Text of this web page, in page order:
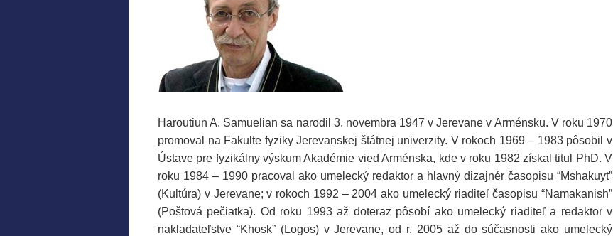
Haroutiun A. Samuelian sa narodil 3. novembra 1947 v Jerevane v Arménsku. V roku 1970
promoval na Fakulte fyziky Jerevanskej štátnej univerzity. V rokoch 1969 – 1983 pôsobil v
Ústave pre fyzikálny výskum Akadémie vied Arménska, kde v roku 1982 získal titul PhD. V
roku 1984 – 1990 pracoval ako umelecký redaktor a hlavný dizajnér časopisu “Mshakuyt”
(Kultúra) v Jerevane; v rokoch 1992 – 2004 ako umelecký riaditeľ časopisu “Namakanish”
(Poštová pečiatka). Od roku 1993 až doteraz pôsobí ako umelecký riaditeľ a redaktor v
nakladateľstve “Khosk” (Logos) v Jerevane, od r. 2005 až do súčasnosti ako umelecký